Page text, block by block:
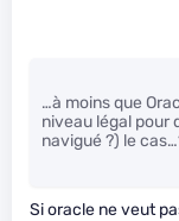
…à moins que
niveau légal pour
navigué ?) le
Si oracle ne veut